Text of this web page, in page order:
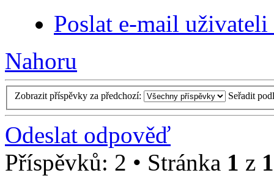
Poslat e-mail
Nahoru
Zobrazit příspěvky za předchozí: Seřadit
Odeslat odpověď
Příspěvků: 2 • Stránka 1 z 1